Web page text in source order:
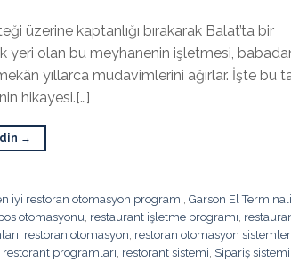
üzerine kaptanlığı bırakarak Balat’ta bir
yeri olan bu meyhanenin işletmesi,
yıllarca müdavimlerini ağırlar. İşte bu
hikayesi.[…]
→
iyi restoran otomasyon programı Garson El Terminali
otomasyonu restaurant işletme programı
restoran otomasyon restoran otomasyon
restorant programları restorant sistemi Sipariş sistemi